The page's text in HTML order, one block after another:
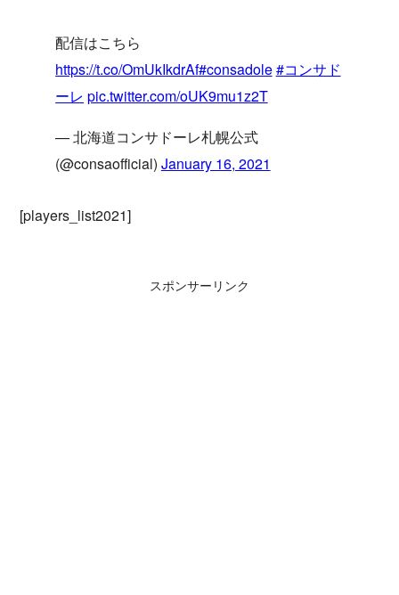
配信はこちら
https://t.co/OmUkIkdrAf#consadole#コンサド
ーレ pic.twitter.com/oUK9mu1z2T
— 北海道コンサドーレ札幌公式
(@consaofficial) January 16, 2021
[players_list2021]
スポンサーリンク